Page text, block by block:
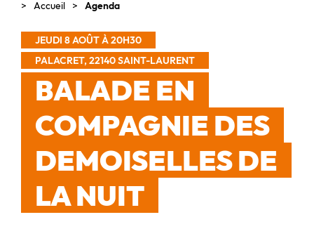
Accueil Agenda
JEUDI 8 AOÛT À 20H30
PALACRET, 22140 SAINT-LAURENT
BALADE EN
COMPAGNIE DES
DEMOISELLES DE
LA NUIT